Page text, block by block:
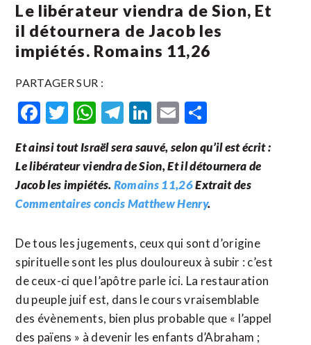
Le libérateur viendra de Sion, Et
il détournera de Jacob les
impiétés. Romains 11,26
PARTAGER SUR :
Facebook
Twitter
WhatsApp
Telegram
LinkedIn
Email
Et ainsi tout Israël sera sauvé, selon qu’il est écrit :
Le libérateur viendra de Sion, Et il détournera de
Jacob les impiétés.Romains 11,26Extrait des
Commentaires concis Matthew Henry.
De tous les jugements, ceux qui sont d’origine
spirituelle sont les plus douloureux à subir : c’est
de ceux-ci que l’apôtre parle ici. La restauration
du peuple juif est, dans le cours vraisemblable
des évènements, bien plus probable que « l’appel
des païens » à devenir les enfants d’Abraham ;